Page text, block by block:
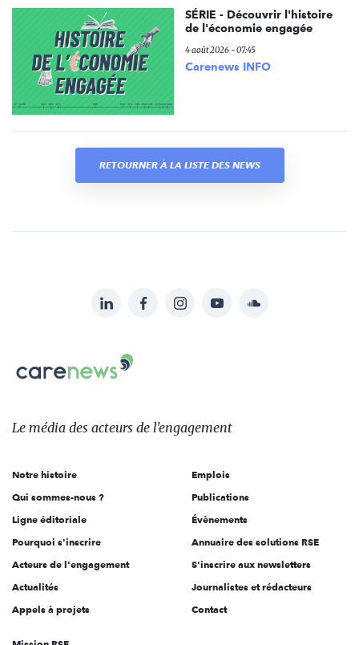
SÉRIE - Découvrir l'histoire
de l'économie engagée
4 août 2026 - 07:45
Carenews INFO
RETOURNER À LA LISTE DES NEWS
sur:
LinkedInFacebookInstagramYouTubeSoundcloud
Carenews,
Le
des
l'engagement
Le média des acteurs de l'engagement
Notre histoire
Qui sommes-nous ?
Ligne éditoriale
Pourquoi s'inscrire
Acteurs de l'engagement
Actualités
Appels à projets
Emplois
Publications
Évènements
Annuaire des solutions RSE
S'inscrire aux newsletters
Journalistes et rédacteurs
Contact